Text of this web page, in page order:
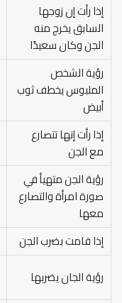
إذا رأت إن زوجها
السابق يخرج منه
الجن وكان سعيدًا
رؤية الشخص
الملبوس يخطف ثوب
أبيض
إذا رأت إنها تتصارع
مع الجن
رؤية الجن متهيأ في
صورة امرأة والتصارع
معها
إذا قامت بضرب الجن
رؤية الجان يضربها